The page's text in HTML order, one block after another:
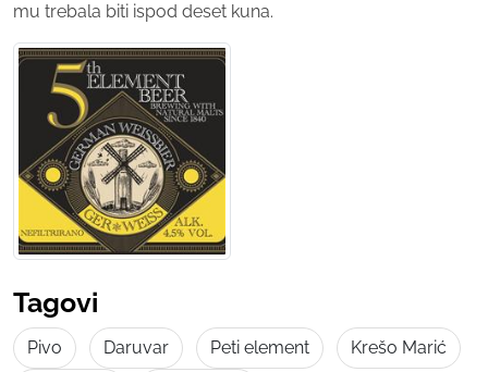
mu trebala biti ispod deset kuna.
Tagovi
Pivo Daruvar Peti element Krešo Marić